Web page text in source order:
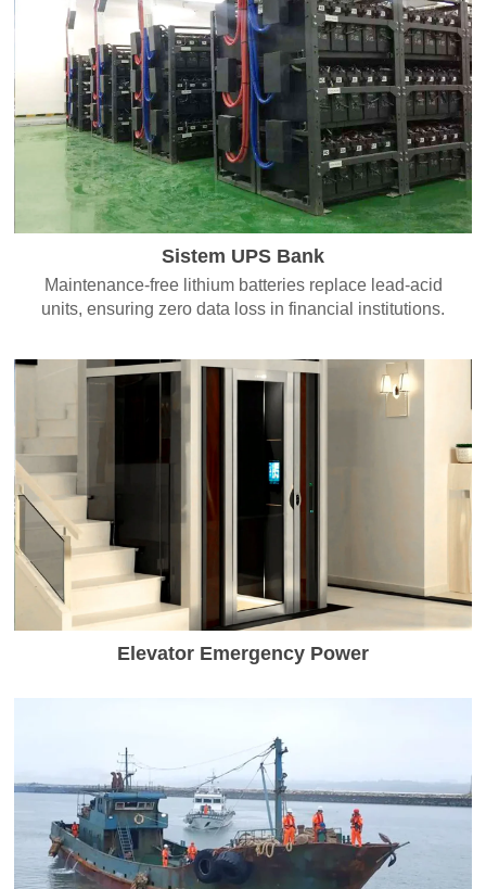
Sistem UPS Bank
Maintenance-free lithium batteries replace lead-acid
units, ensuring zero data loss in financial institutions.
Elevator Emergency Power